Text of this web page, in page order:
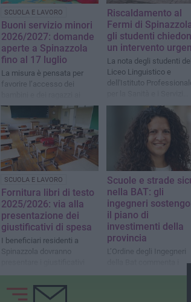
SCUOLA E LAVORO
Buoni servizio minori
2026/2027: domande
aperte a Spinazzola
fino al 17 luglio
La misura è pensata per
favorire l’accesso dei
servizi educativi
Riscaldamento al
Fermi di
gli studenti
un intervento
La nota degli studenti del
Liceo Linguistico e
dell'Istituto
Sociali “E. Fermi” di
SCUOLA E LAVORO
Fornitura libri di testo
2025/2026: via alla
presentazione dei
giustificativi di spesa
I beneficiari residenti a
Spinazzola dovranno
entro il 30 novembre
Scuole e strade
nella BAT: gli
ingegneri
il piano di
investimenti della
provincia
L’Ordine degli Ingegneri
finanziamenti per aule,